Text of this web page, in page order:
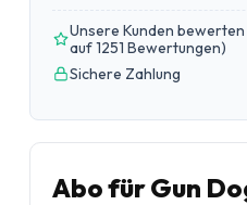
Unsere Kunden bewerten
auf 1251 Bewertungen)
Sichere Zahlung
Abo für Gun